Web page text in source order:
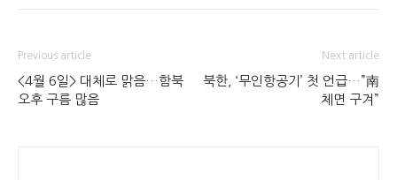
Previous article
<4월 6일> 대체로 맑음…함북
오후 구름 많음
Next article
북한, ‘무인항공기’ 첫 언급…”南
체면 구겨”